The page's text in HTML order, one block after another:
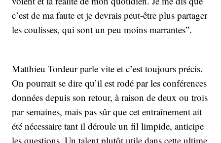
c’est de ma faute et je devrais peut-être plus partager
les coulisses, qui sont un peu moins marrantes”.
Matthieu Tordeur parle vite et c’est toujours précis.
On pourrait se dire qu’il est rodé par les conférences
données depuis son retour, à raison de deux ou trois
par semaines, mais pas sûr que cet entraînement ait
été nécessaire tant il déroule un fil limpide, anticipe
les questions. Un talent plutôt utile dans cette ultime